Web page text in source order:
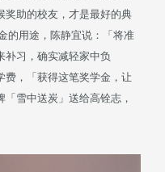
奖助的校友，才是最好的典
的用途，陈静宜说：「将准
补习，确实减轻家中负
费，「获得这笔奖学金，让
雪中送炭」送给高铨志，